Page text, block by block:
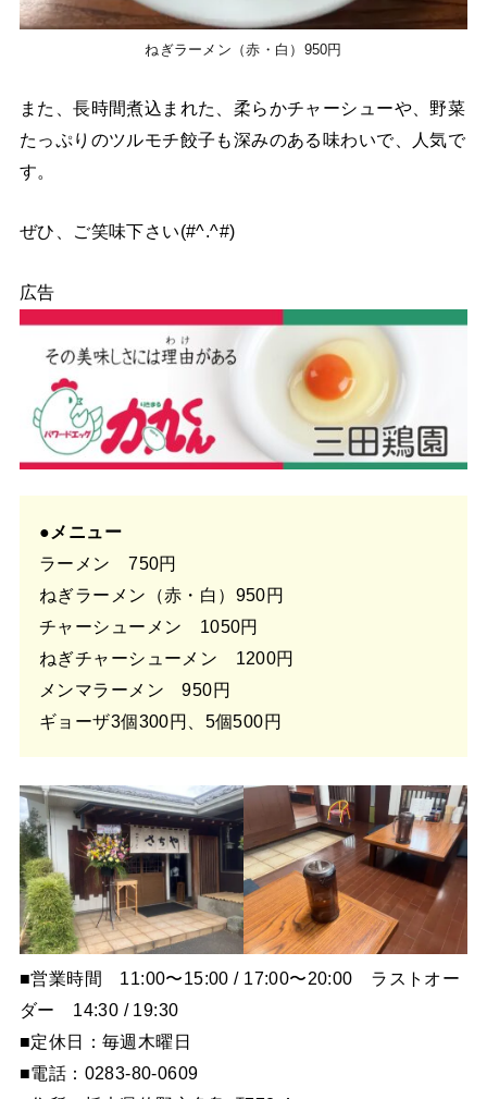
ねぎラーメン（赤・白）950円
また、長時間煮込まれた、柔らかチャーシューや、野菜
たっぷりのツルモチ餃子も深みのある味わいで、人気で
す。
ぜひ、ご笑味下さい(#^.^#)
広告
●メニュー
ラーメン 750円
ねぎラーメン（赤・白）950円
チャーシューメン 1050円
ねぎチャーシューメン 1200円
メンマラーメン 950円
ギョーザ3個300円、5個500円
■営業時間 11:00〜15:00 / 17:00〜20:00 ラストオー
ダー 14:30 / 19:30
■定休日：毎週木曜日
■電話：0283-80-0609